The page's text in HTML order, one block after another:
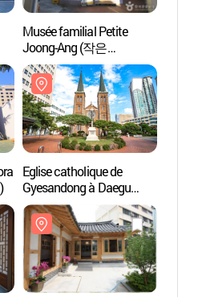
Musée familial Petite
Joong-Ang (작은
중앙가족박물관)
Eglise catholique de
Gyesandong à Daegu
(대구 계산동성당)